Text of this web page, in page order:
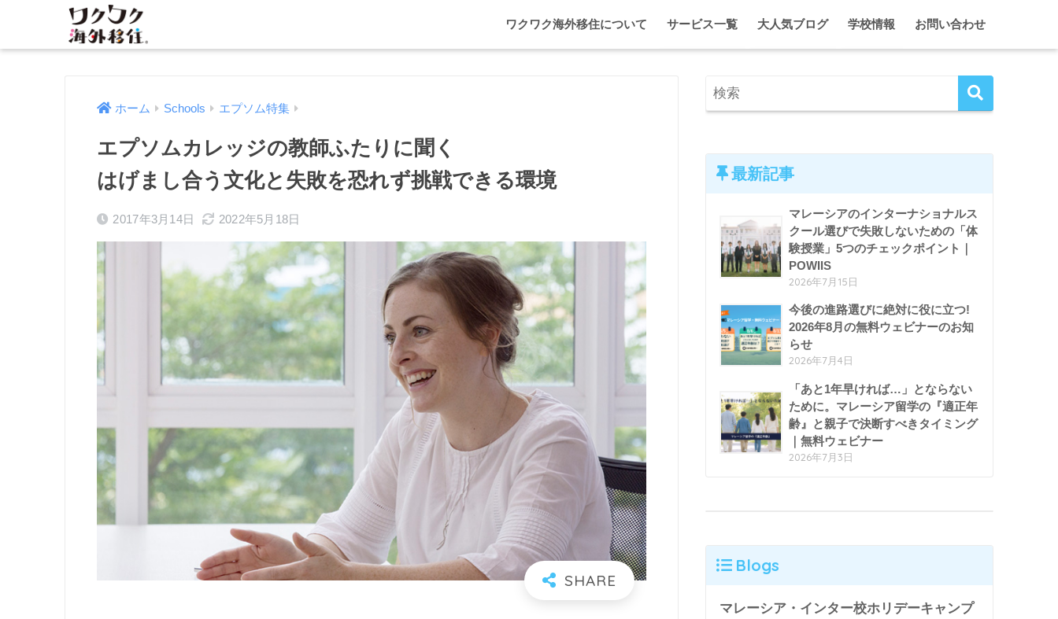
ワクワク海外移住について サービス一覧
エプソム単身留学 入学＆ガーディアンシップ
大人気ブログ 学校情報 お問い合わせ
ホーム Schools エプソム特集
エプソムカレッジの教師ふたりに聞く
はげまし合う文化と失敗を恐れず挑戦できる環境
2017年3月14日 2022年5月18日
最新記事
マレーシアのインターナショナルス
クール選びで失敗しないための「体
験授業」5つのチェックポイント｜
POWIIS
2026年7月15日
今後の進路選びに絶対に役に立つ!
2026年8月の無料ウェビナーのお知
らせ
2026年7月4日
「あと1年早ければ…」とならない
ために。マレーシア留学の『適正年
齢』と親子で決断すべきタイミング
｜無料ウェビナー
2026年7月3日
Blogs
マレーシア・インター校ホリデーキャンプ